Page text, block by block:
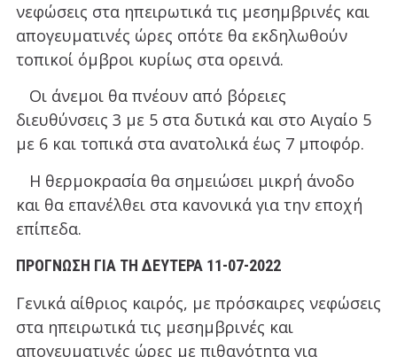
νεφώσεις στα ηπειρωτικά τις μεσημβρινές και
απογευματινές ώρες οπότε θα εκδηλωθούν
τοπικοί όμβροι κυρίως στα ορεινά.
Οι άνεμοι θα πνέουν από βόρειες
διευθύνσεις 3 με 5 στα δυτικά και στο Αιγαίο 5
με 6 και τοπικά στα ανατολικά έως 7 μποφόρ.
Η θερμοκρασία θα σημειώσει μικρή άνοδο
και θα επανέλθει στα κανονικά για την εποχή
επίπεδα.
ΠΡΟΓΝΩΣΗ ΓΙΑ ΤΗ ΔΕΥΤΕΡΑ 11-07-2022
Γενικά αίθριος καιρός, με πρόσκαιρες νεφώσεις
στα ηπειρωτικά τις μεσημβρινές και
απογευματινές ώρες με πιθανότητα για